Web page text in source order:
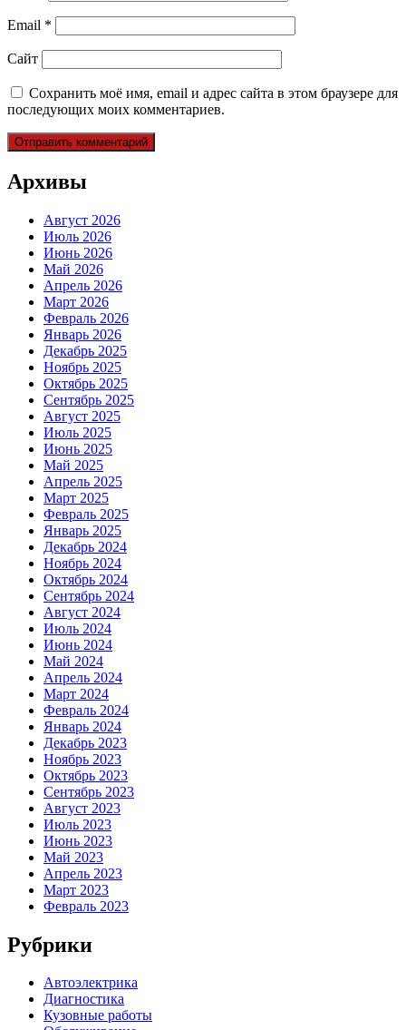
Email *
Сайт
Сохранить моё имя, email и адрес сайта в этом браузере для
последующих моих комментариев.
Архивы
Август 2026
Июль 2026
Июнь 2026
Май 2026
Апрель 2026
Март 2026
Февраль 2026
Январь 2026
Декабрь 2025
Ноябрь 2025
Октябрь 2025
Сентябрь 2025
Август 2025
Июль 2025
Июнь 2025
Май 2025
Апрель 2025
Март 2025
Февраль 2025
Январь 2025
Декабрь 2024
Ноябрь 2024
Октябрь 2024
Сентябрь 2024
Август 2024
Июль 2024
Июнь 2024
Май 2024
Апрель 2024
Март 2024
Февраль 2024
Январь 2024
Декабрь 2023
Ноябрь 2023
Октябрь 2023
Сентябрь 2023
Август 2023
Июль 2023
Июнь 2023
Май 2023
Апрель 2023
Март 2023
Февраль 2023
Рубрики
Автоэлектрика
Диагностика
Кузовные работы